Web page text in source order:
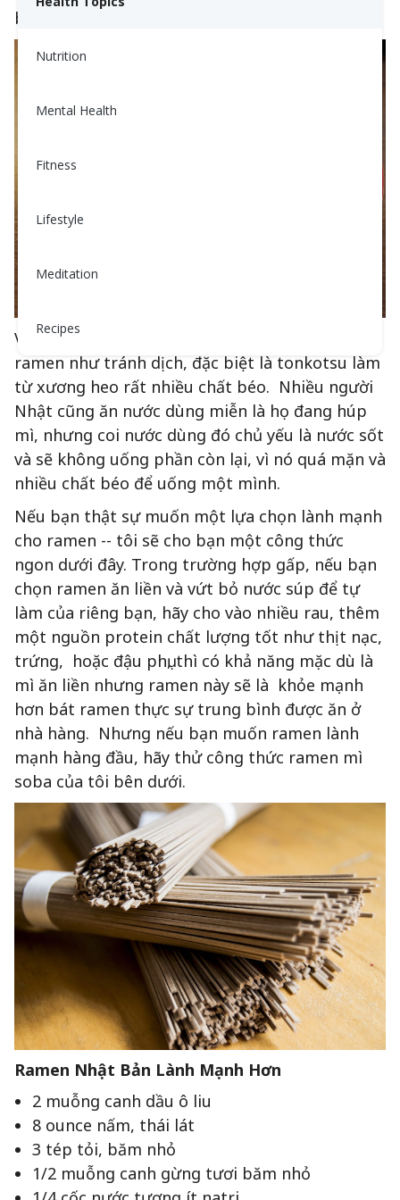
Nutrition
Mental Health
Fitness
Lifestyle
Meditation
Recipes
béo.
Ví dụ, nhiều phụ nữ Nhật Bản tránh xa mọi loại
ramen như tránh dịch, đặc biệt là tonkotsu làm
từ xương heo rất nhiều chất béo. Nhiều người
Nhật cũng ăn nước dùng miễn là họ đang húp
mì, nhưng coi nước dùng đó chủ yếu là nước sốt
và sẽ không uống phần còn lại, vì nó quá mặn và
nhiều chất béo để uống một mình.
Nếu bạn thật sự muốn một lựa chọn lành mạnh
cho ramen -- tôi sẽ cho bạn một công thức
ngon dưới đây. Trong trường hợp gấp, nếu bạn
chọn ramen ăn liền và vứt bỏ nước súp để tự
làm của riêng bạn, hãy cho vào nhiều rau, thêm
một nguồn protein chất lượng tốt như thịt nạc,
trứng, hoặc đậu phụ, thì có khả năng mặc dù là
mì ăn liền nhưng ramen này sẽ là khỏe mạnh
hơn bát ramen thực sự trung bình được ăn ở
nhà hàng. Nhưng nếu bạn muốn ramen lành
mạnh hàng đầu, hãy thử công thức ramen mì
soba của tôi bên dưới.
Ramen Nhật Bản Lành Mạnh Hơn
2 muỗng canh dầu ô liu
8 ounce nấm, thái lát
3 tép tỏi, băm nhỏ
1/2 muỗng canh gừng tươi băm nhỏ